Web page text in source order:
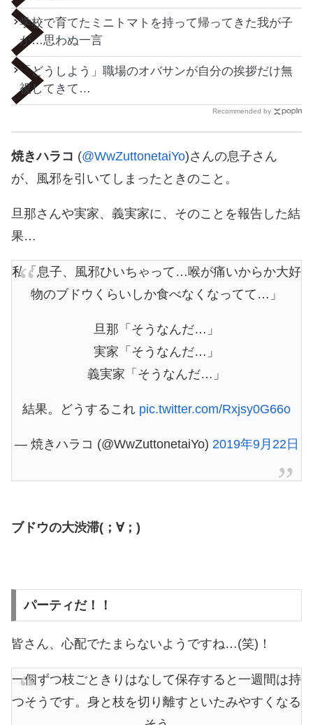
学校で育てたミニトマトを持って帰ってきた我が子
が…思わぬ一言
「どうしよう」職場のオバサンが自分の挨拶だけ無
視してきて…
Recommended by
焼きハラコ (@WwZuttonetaiYo)さんの息子さん
が、風邪を引いてしまったときのこと。
旦那さんや実家、義実家に、そのことを報告した結
果…
私「息子、風邪ひいちゃって…喉が痛いからか大好
物のブドウくらいしか食べなくなってて…」
旦那「そうなんだ…」
実家「そうなんだ…」
義実家「そうなんだ…」
結果。どうするこれ pic.twitter.com/Rxjsy0G66o
— 焼きハラコ (@WwZuttonetaiYo) 2019年9月22日
ブドウの大渋滞(；∀；)
パーティだ！！
皆さん、心配でたまらないようですね…(笑)！
一個ずつ枝ごときりはなして保存すると一週間は持
つそうです。身と枝を切り離すといたみやすくなる